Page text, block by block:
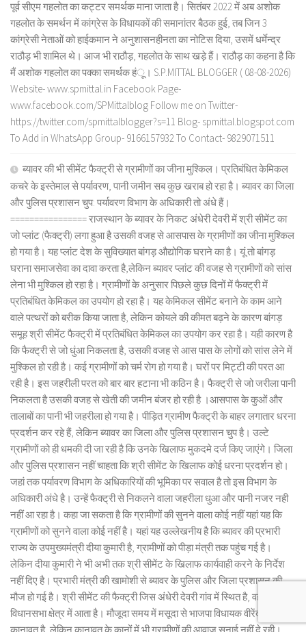
पूर्व सीएम गहलोत का कट्टर समर्थक माना जाता है। सितंबर 2022 में अब अशोक
गहलोत के समर्थन में कांग्रेस के विधायकों की समानांतर बैठक हुई, तब जिन 3
कांग्रेसी नेताओं को हाईकमान ने अनुशासनहीनता का नोटिस दिया, उसमें धर्मेन्द्र
राठौड़ भी शामिल थे। आज भी राठौड़, गहलोत के साथ खड़े हैं। राठौड़ का कहना है कि
मैं अशोक गहलोत का पक्का समर्थक हंू। S.P.MITTAL BLOGGER ( 08-08-2026)
Website- www.spmittal.in Facebook Page-
www.facebook.com/SPMittalblog Follow me on Twitter-
https://twitter.com/spmittalblogger?s=11 Blog- spmittal.blogspot.com
To Add in WhatsApp Group- 9166157932 To Contact- 9829071511
ब्यावर की भी सीमेंट फैक्ट्री से ग्रामीणों का जीना मुश्किल। प्रतिबंधित केमिकल
कचरे के इस्तेमाल से पर्यावरण, पानी जमीन सब कुछ खराब हो रहा है। ब्यावर का जिला
और पुलिस प्रशासन चुप: पर्यावरण विभाग के अधिकारी तो अंधे हैं।
================ राजस्थान के ब्यावर के निकट अंधेरी देवरी में श्री सीमेंट का
जो प्लांट (फैक्ट्री) लगा हुआ है उसकी वजह से आसपास के ग्रामीणों का जीना मुश्किल
हो गया है। यह प्लांट देश के सुविख्यात बांगड़ औद्योगिक घराने का है। यूं तो बांगड़
घराना समाजसेवा का दावा करता है,लेकिन ब्यावर प्लांट की वजह से ग्रामीणों को सांस
लेना भी मुश्किल हो रहा है। ग्रामीणों के अनुसार पिछले कुछ दिनों में फैक्ट्री में
प्रतिबंधित केमिकल का उपयोग हो रहा है। यह केमिकल सीमेंट बनाने के काम आने
वाले पत्थरों को बरीक किया जाता है, लेकिन कोयले की कीमत बढ़ने के कारण बांगड़
समूह श्री सीमेंट फैक्ट्री में प्रतिबंधित केमिकल का उपयोग कर रहा है। यही कारण है
कि फैक्ट्री से जो धुंआ निकलता है, उसकी वजह से आस पास के लोगों को सांस लेने में
मुश्किल हो रही है। कई ग्रामीणों को चर्म रोग हो गया है। घरों पर मिट्टी की परत आ
रही है। इस जहरीली परत को बार बार हटाना भी कठिन है। फैक्ट्री से जो जरीला पानी
निकलता है उसकी वजह से खेती की जमीन बंजर हो रही है ।आसपास के कुओं और
तालाबों का पानी भी जहरीला हो गया है। पीड़ित ग्रामीण फैक्ट्री के बाहर लगातार धरना
प्रदर्शन कर रहे हैं, लेकिन ब्यावर का जिला और पुलिस प्रशासन चुप है। उल्टे
ग्रामीणों को ही धमकी दी जा रही है कि उनके खिलाफ मुकदमे दर्ज किए जाएंगे। जिला
और पुलिस प्रशासन नहीं चाहता कि श्री सीमेंट के खिलाफ कोई धरना प्रदर्शन हो।
जहां तक पर्यावरण विभाग के अधिकारियों की भूमिका पर सवाल है तो इस विभाग के
अधिकारी अंधे है। उन्हें फैक्ट्री से निकलने वाला जहरीला धुआ और पानी नजर नही
नहीं आ रहा है। कहा जा सकता है कि ग्रामीणों की सुनने वाला कोई नहीं यहां यह कि
ग्रामीणों को सुनने वाला कोई नहीं है। यहां यह उल्लेखनीय है कि ब्यावर की प्रभारी
राज्य के उपमुख्यमंत्री दीया कुमारी है, ग्रामीणों को पीड़ा मंत्री तक पहुंच गई है।
लेकिन दीया कुमारी ने भी अभी तक श्री सीमेंट के खिलाफ कार्यवाही करने के निर्देश
नहीं दिए है। प्रभारी मंत्री की खामोशी से ब्यावर के पुलिस और जिला प्रशासन की
मौज हो गई है। श्री सीमेंट की फैक्ट्री जिस अंधेरी देवरी गांव में स्थित है, वह मसूदा
विधानसभा क्षेत्र में आता है। मौजूदा समय में मसूदा से भाजपा विधायक वीरेंद्र सिंह